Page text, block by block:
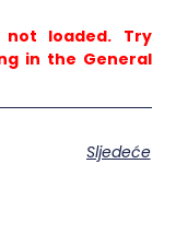
loaded. Try
in the General
Sljedeće